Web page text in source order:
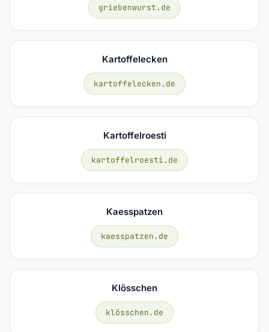
griebenwurst.de
Kartoffelecken
kartoffelecken.de
Kartoffelroesti
kartoffelroesti.de
Kaesspatzen
kaesspatzen.de
Klösschen
klösschen.de